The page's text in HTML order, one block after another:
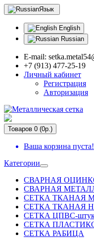
Язык
English
Russian
E-mail:
+7 (913) 477-25-19
Личный кабинет
Регистрация
Авторизация
Товаров 0 (0р.)
Ваша корзина пуста!
Категории
СВАРНАЯ
СВАРНАЯ
СЕТКА ТКАНАЯ
СЕТКА ТКАНАЯ
СЕТКА ЦПВС-
СЕТКА
СЕТКА РАБИЦА